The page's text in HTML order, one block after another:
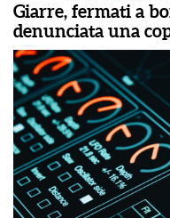
Giarre, fermati a
denunciata una